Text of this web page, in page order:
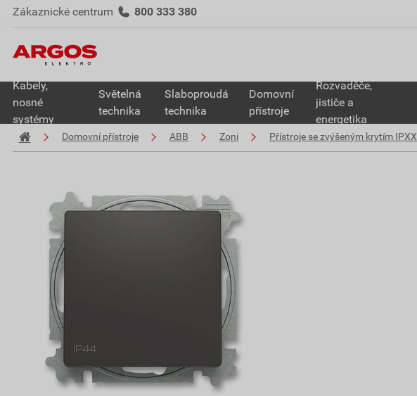
Zákaznické centrum 800 333 380
Kabely,
nosné
systémy
Světelná
technika
Slaboproudá
technika
Domovní
přístroje
Rozvaděče,
jističe a
energetika
Domovní přístroje ABB Zoni Přístroje se zvýšeným krytím IPXX